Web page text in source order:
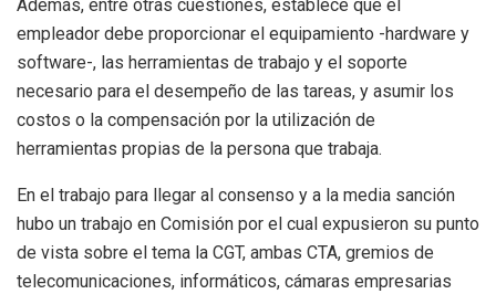
Además, entre otras cuestiones, establece que el
empleador debe proporcionar el equipamiento -hardware y
software-, las herramientas de trabajo y el soporte
necesario para el desempeño de las tareas, y asumir los
costos o la compensación por la utilización de
herramientas propias de la persona que trabaja.
En el trabajo para llegar al consenso y a la media sanción
hubo un trabajo en Comisión por el cual expusieron su punto
de vista sobre el tema la CGT, ambas CTA, gremios de
telecomunicaciones, informáticos, cámaras empresarias